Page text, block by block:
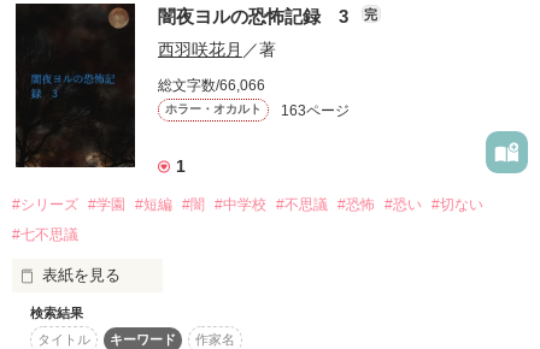
2010・07/20～
～2011・02/15
作品を読む
作品を読む
その流星はとてもゆっくりと流れていき、普通のものとは明ら
かに異なっていた。
有紗はその流星に願いを込めた。
「あいつらに復讐できますように、あいつらに復讐できますよ
うに、あいつらに復讐できますように」
そして目覚めた時、スマホに見たことも内アプリがダウンロー
ドされていた。
闇夜ヨルの恐怖記録 3 完
西羽咲花月 ／著
総文字数/66,066
ホラー・オカルト 163ページ
1
#シリーズ #学園 #短編 #闇 #中学校 #不思議 #恐怖 #恐い #切ない
#七不思議
表紙を見る
「闇夜ヨルの恐怖記録　3」
検索結果
タイトル
キーワード 作家名